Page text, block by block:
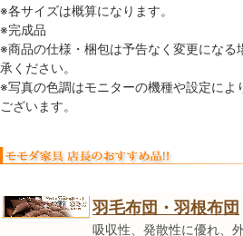
※各サイズは概算になります。
※完成品
※商品の仕様・梱包は予告なく変更になる
承ください。
※写真の色調はモニターの機種や設定によ
ございます。
羽毛布団・羽根布団
吸収性、発散性に優れ、